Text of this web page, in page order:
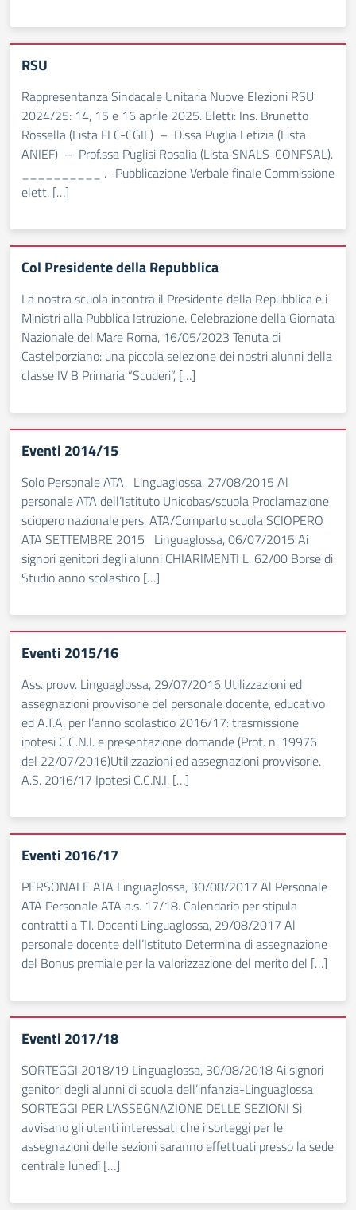
RSU
Rappresentanza Sindacale Unitaria Nuove Elezioni RSU
2024/25: 14, 15 e 16 aprile 2025. Eletti: Ins. Brunetto
Rossella (Lista FLC-CGIL) – D.ssa Puglia Letizia (Lista
ANIEF) – Prof.ssa Puglisi Rosalia (Lista SNALS-CONFSAL).
__________ . -Pubblicazione Verbale finale Commissione
elett. […]
Col Presidente della Repubblica
La nostra scuola incontra il Presidente della Repubblica e i
Ministri alla Pubblica Istruzione. Celebrazione della Giornata
Nazionale del Mare Roma, 16/05/2023 Tenuta di
Castelporziano: una piccola selezione dei nostri alunni della
classe IV B Primaria “Scuderi”, […]
Eventi 2014/15
Solo Personale ATA Linguaglossa, 27/08/2015 Al
personale ATA dell’Istituto Unicobas/scuola Proclamazione
sciopero nazionale pers. ATA/Comparto scuola SCIOPERO
ATA SETTEMBRE 2015 Linguaglossa, 06/07/2015 Ai
signori genitori degli alunni CHIARIMENTI L. 62/00 Borse di
Studio anno scolastico […]
Eventi 2015/16
Ass. provv. Linguaglossa, 29/07/2016 Utilizzazioni ed
assegnazioni provvisorie del personale docente, educativo
ed A.T.A. per l’anno scolastico 2016/17: trasmissione
ipotesi C.C.N.I. e presentazione domande (Prot. n. 19976
del 22/07/2016)Utilizzazioni ed assegnazioni provvisorie.
A.S. 2016/17 Ipotesi C.C.N.I. […]
Eventi 2016/17
PERSONALE ATA Linguaglossa, 30/08/2017 Al Personale
ATA Personale ATA a.s. 17/18. Calendario per stipula
contratti a T.I. Docenti Linguaglossa, 29/08/2017 Al
personale docente dell’Istituto Determina di assegnazione
del Bonus premiale per la valorizzazione del merito del […]
Eventi 2017/18
SORTEGGI 2018/19 Linguaglossa, 30/08/2018 Ai signori
genitori degli alunni di scuola dell’infanzia-Linguaglossa
SORTEGGI PER L’ASSEGNAZIONE DELLE SEZIONI Si
avvisano gli utenti interessati che i sorteggi per le
assegnazioni delle sezioni saranno effettuati presso la sede
centrale lunedì […]